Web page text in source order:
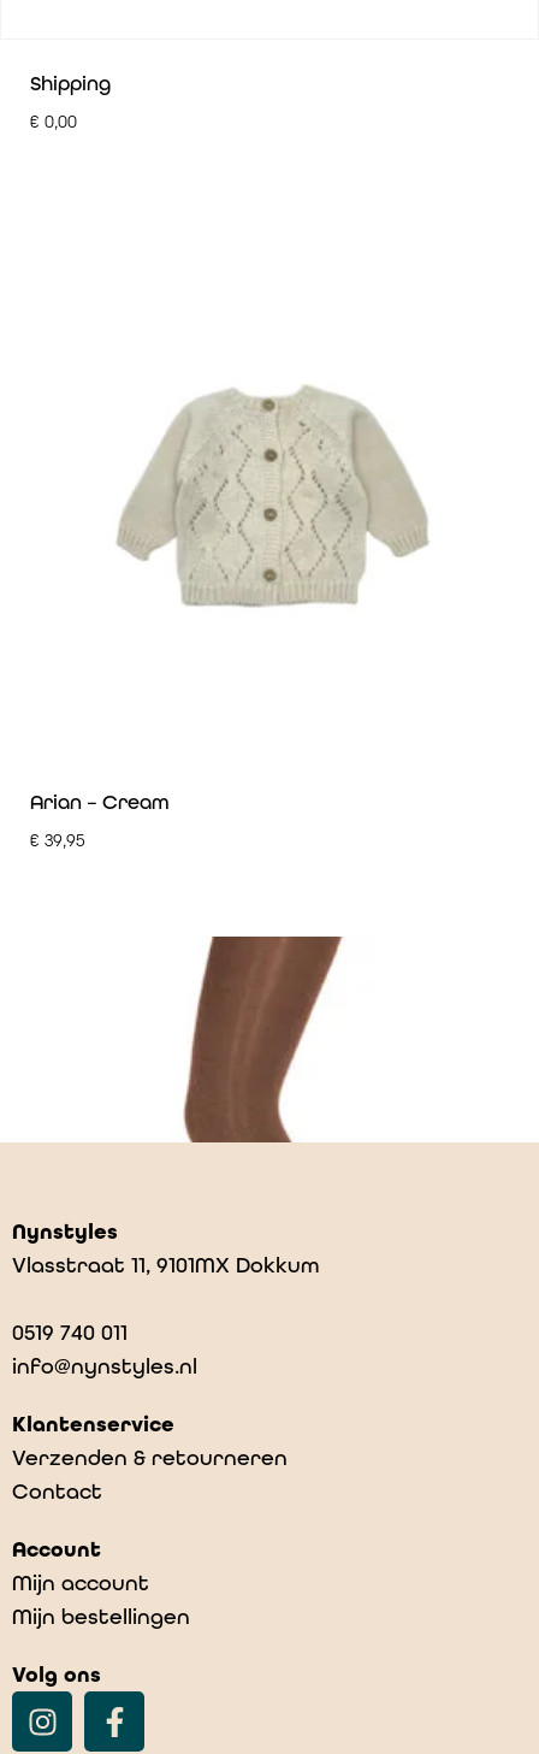
Shipping
€ 0,00
Arian – Cream
€ 39,95
€19,95
Nynstyles
Vlasstraat 11, 9101MX Dokkum
0519 740 011
info@nynstyles.nl
Klantenservice
Verzenden & retourneren
Contact
Account
Mijn account
Mijn bestellingen
Volg ons